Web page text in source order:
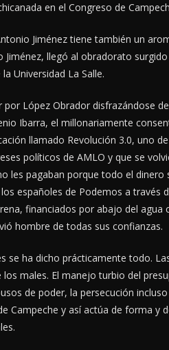
en el Congreso de
Jiménez tiene también un
Jiménez, llegó al obradorato
Universidad La Salle.
por López Obrador disfrazándose
Ibarra, el millonariamente
llamado Revolución 3.0, uno
políticos de AMLO y que se
les pagaban porque todo el
españoles de Podemos a través
financiados por abajo del agua
hombre de todas sus confianzas.
se ha dicho prácticamente todo.
los males. El manejo turbio del
de poder, la persecución
Campeche y así actúa de forma y